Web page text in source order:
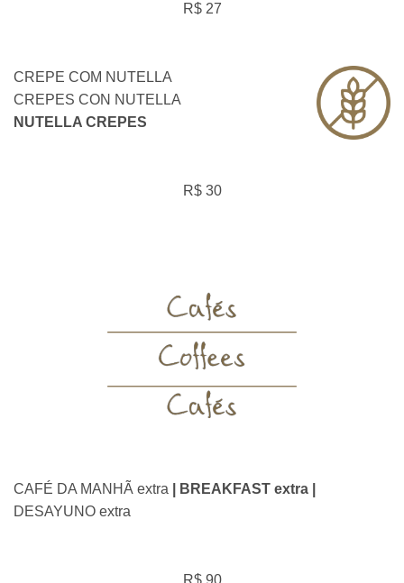
R$ 27
CREPE COM NUTELLA
CREPES CON NUTELLA
NUTELLA CREPES
R$ 30
CAFÉ DA MANHÃ extra | BREAKFAST extra |
DESAYUNO extra
R$ 90